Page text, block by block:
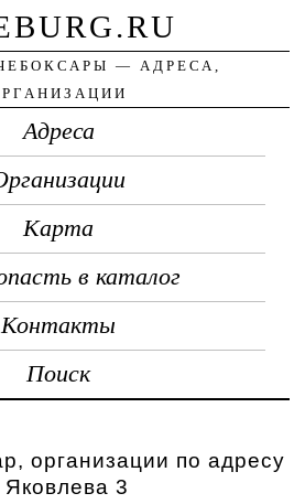
— АДРЕСА,
Адреса
Карта
в каталог
Контакты
Поиск
организации по адресу
3